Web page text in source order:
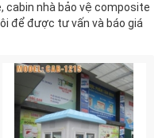
nhà bảo vệ composite
để được tư vấn và báo giá